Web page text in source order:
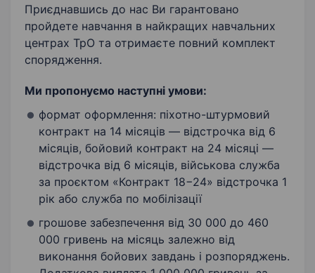
Приєднавшись до нас Ви гарантовано
пройдете навчання в найкращих навчальних
центрах ТрО та отримаєте повний комплект
спорядження.
Ми пропонуємо наступні умови:
формат оформлення: піхотно-штурмовий
контракт на 14 місяців — відстрочка від 6
місяців, бойовий контракт на 24 місяці —
відстрочка від 6 місяців, військова служба
за проєктом «Контракт 18−24» відстрочка 1
рік або служба по мобілізації
грошове забезпечення від 30 000 до 460
000 гривень на місяць залежно від
виконання бойових завдань і розпоряджень.